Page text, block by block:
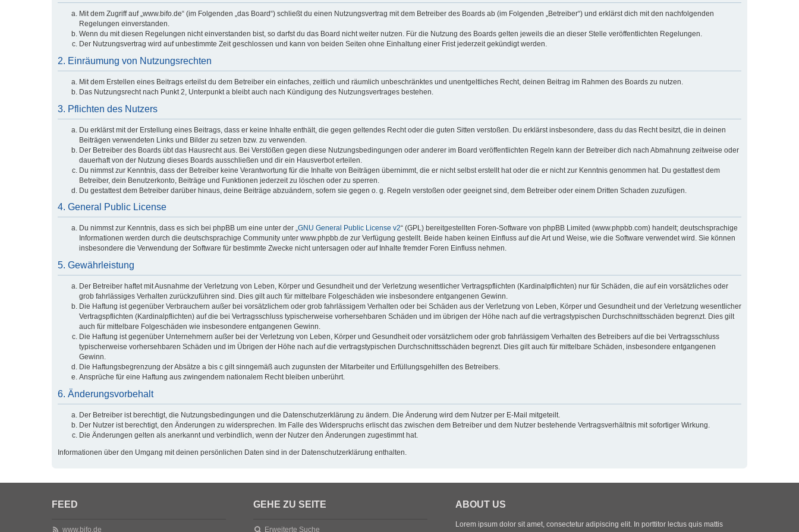
Mit dem Zugriff auf „www.bifo.de“ (im Folgenden „das Board“) schließt du einen Nutzungsvertrag mit dem Betreiber des Boards ab (im Folgenden „Betreiber“) und erklärst dich mit den nachfolgenden
Regelungen einverstanden.
Wenn du mit diesen Regelungen nicht einverstanden bist, so darfst du das Board nicht weiter nutzen. Für die Nutzung des Boards gelten jeweils die an dieser Stelle veröffentlichten Regelungen.
Der Nutzungsvertrag wird auf unbestimmte Zeit geschlossen und kann von beiden Seiten ohne Einhaltung einer Frist jederzeit gekündigt werden.
2. Einräumung von Nutzungsrechten
Mit dem Erstellen eines Beitrags erteilst du dem Betreiber ein einfaches, zeitlich und räumlich unbeschränktes und unentgeltliches Recht, deinen Beitrag im Rahmen des Boards zu nutzen.
Das Nutzungsrecht nach Punkt 2, Unterpunkt a bleibt auch nach Kündigung des Nutzungsvertrages bestehen.
3. Pflichten des Nutzers
Du erklärst mit der Erstellung eines Beitrags, dass er keine Inhalte enthält, die gegen geltendes Recht oder die guten Sitten verstoßen. Du erklärst insbesondere, dass du das Recht besitzt, die in deinen
Beiträgen verwendeten Links und Bilder zu setzen bzw. zu verwenden.
Der Betreiber des Boards übt das Hausrecht aus. Bei Verstößen gegen diese Nutzungsbedingungen oder anderer im Board veröffentlichten Regeln kann der Betreiber dich nach Abmahnung zeitweise oder
dauerhaft von der Nutzung dieses Boards ausschließen und dir ein Hausverbot erteilen.
Du nimmst zur Kenntnis, dass der Betreiber keine Verantwortung für die Inhalte von Beiträgen übernimmt, die er nicht selbst erstellt hat oder die er nicht zur Kenntnis genommen hat. Du gestattest dem
Betreiber, dein Benutzerkonto, Beiträge und Funktionen jederzeit zu löschen oder zu sperren.
Du gestattest dem Betreiber darüber hinaus, deine Beiträge abzuändern, sofern sie gegen o. g. Regeln verstoßen oder geeignet sind, dem Betreiber oder einem Dritten Schaden zuzufügen.
4. General Public License
Du nimmst zur Kenntnis, dass es sich bei phpBB um eine unter der „GNU General Public License v2“ (GPL) bereitgestellten Foren-Software von phpBB Limited (www.phpbb.com) handelt; deutschsprachige
Informationen werden durch die deutschsprachige Community unter www.phpbb.de zur Verfügung gestellt. Beide haben keinen Einfluss auf die Art und Weise, wie die Software verwendet wird. Sie können
insbesondere die Verwendung der Software für bestimmte Zwecke nicht untersagen oder auf Inhalte fremder Foren Einfluss nehmen.
5. Gewährleistung
Der Betreiber haftet mit Ausnahme der Verletzung von Leben, Körper und Gesundheit und der Verletzung wesentlicher Vertragspflichten (Kardinalpflichten) nur für Schäden, die auf ein vorsätzliches oder
grob fahrlässiges Verhalten zurückzuführen sind. Dies gilt auch für mittelbare Folgeschäden wie insbesondere entgangenen Gewinn.
Die Haftung ist gegenüber Verbrauchern außer bei vorsätzlichem oder grob fahrlässigem Verhalten oder bei Schäden aus der Verletzung von Leben, Körper und Gesundheit und der Verletzung wesentlicher
Vertragspflichten (Kardinalpflichten) auf die bei Vertragsschluss typischerweise vorhersehbaren Schäden und im übrigen der Höhe nach auf die vertragstypischen Durchschnittsschäden begrenzt. Dies gilt
auch für mittelbare Folgeschäden wie insbesondere entgangenen Gewinn.
Die Haftung ist gegenüber Unternehmern außer bei der Verletzung von Leben, Körper und Gesundheit oder vorsätzlichem oder grob fahrlässigem Verhalten des Betreibers auf die bei Vertragsschluss
typischerweise vorhersehbaren Schäden und im Übrigen der Höhe nach auf die vertragstypischen Durchschnittsschäden begrenzt. Dies gilt auch für mittelbare Schäden, insbesondere entgangenen
Gewinn.
Die Haftungsbegrenzung der Absätze a bis c gilt sinngemäß auch zugunsten der Mitarbeiter und Erfüllungsgehilfen des Betreibers.
Ansprüche für eine Haftung aus zwingendem nationalem Recht bleiben unberührt.
6. Änderungsvorbehalt
Der Betreiber ist berechtigt, die Nutzungsbedingungen und die Datenschutzerklärung zu ändern. Die Änderung wird dem Nutzer per E-Mail mitgeteilt.
Der Nutzer ist berechtigt, den Änderungen zu widersprechen. Im Falle des Widerspruchs erlischt das zwischen dem Betreiber und dem Nutzer bestehende Vertragsverhältnis mit sofortiger Wirkung.
Die Änderungen gelten als anerkannt und verbindlich, wenn der Nutzer den Änderungen zugestimmt hat.
Informationen über den Umgang mit deinen persönlichen Daten sind in der Datenschutzerklärung enthalten.
FEED
www.bifo.de
GEHE ZU SEITE
Erweiterte Suche
ABOUT US
Lorem ipsum dolor sit amet, consectetur adipiscing elit. In porttitor lectus quis mattis